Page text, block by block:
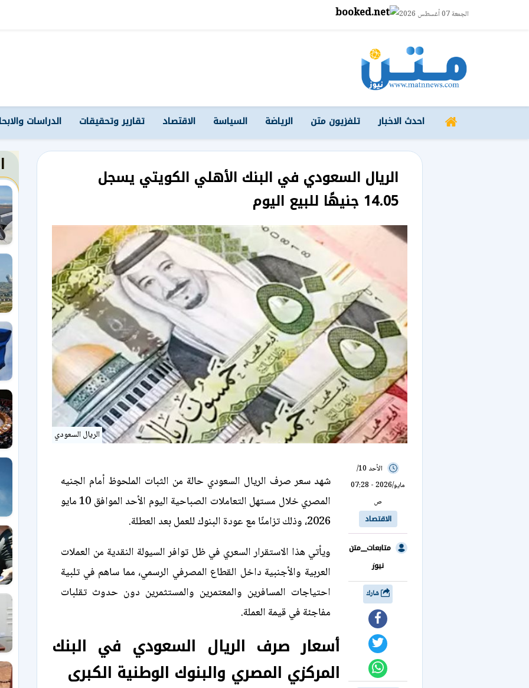
الجمعة 07 أغسطس 2026
احدث الاخبار تلفزيون متن الرياضة السياسة الاقتصاد تقارير وتحقيقات الدراسات
الريال السعودي في البنك الأهلي الكويتي يسجل
14.05 جنيهًا للبيع اليوم
الريال السعودي
الأحد 10/
مايو/2026 - 07:28
ص
الاقتصاد
متابعات__متن
نيوز
شهد سعر صرف الريال السعودي حالة من الثبات الملحوظ أمام الجنيه
المصري خلال مستهل التعاملات الصباحية اليوم الأحد الموافق 10 مايو
2026، وذلك تزامنًا مع عودة البنوك للعمل بعد العطلة.
ويأتي هذا الاستقرار السعري في ظل توافر السيولة النقدية من العملات
العربية والأجنبية داخل القطاع المصرفي الرسمي، مما ساهم في تلبية
احتياجات المسافرين والمعتمرين والمستثمرين دون حدوث تقلبات
مفاجئة في قيمة العملة.
أسعار صرف الريال السعودي في البنك
المركزي المصري والبنوك الوطنية الكبرى